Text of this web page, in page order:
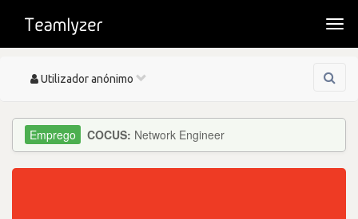
Toggle
Utilizador anónimo
COCUS: Network Engineer